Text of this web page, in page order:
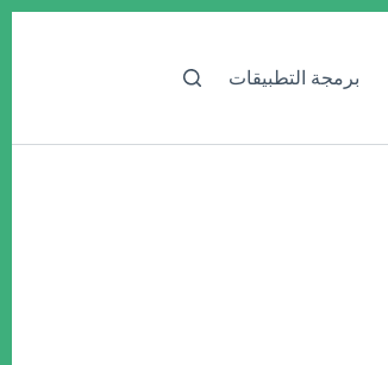
برمجة التطبيقات